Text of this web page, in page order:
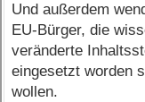
Und außerdem
EU-Bürger, die
veränderte
eingesetzt worden
wollen.